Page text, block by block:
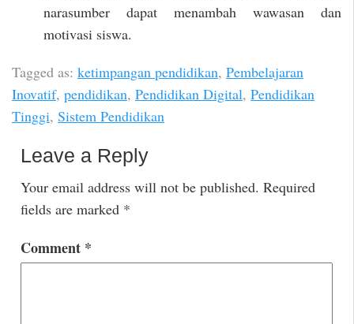
narasumber dapat menambah wawasan dan
motivasi siswa.
Tagged as: ketimpangan pendidikan, Pembelajaran
Inovatif, pendidikan, Pendidikan Digital, Pendidikan
Tinggi, Sistem Pendidikan
Leave a Reply
Your email address will not be published. Required
fields are marked *
Comment *